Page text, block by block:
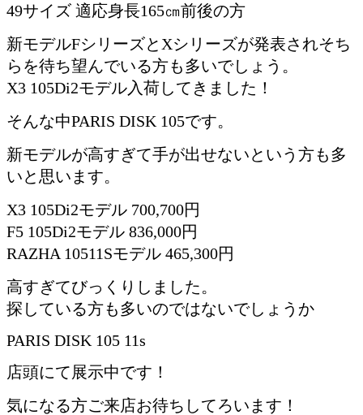
49サイズ 適応身長165㎝前後の方
新モデルFシリーズとXシリーズが発表されそち
らを待ち望んでいる方も多いでしょう。
X3 105Di2モデル入荷してきました！
そんな中PARIS DISK 105です。
新モデルが高すぎて手が出せないという方も多
いと思います。
X3 105Di2モデル 700,700円
F5 105Di2モデル 836,000円
RAZHA 10511Sモデル 465,300円
高すぎてびっくりしました。
探している方も多いのではないでしょうか
PARIS DISK 105 11s
店頭にて展示中です！
気になる方ご来店お待ちしてろいます！